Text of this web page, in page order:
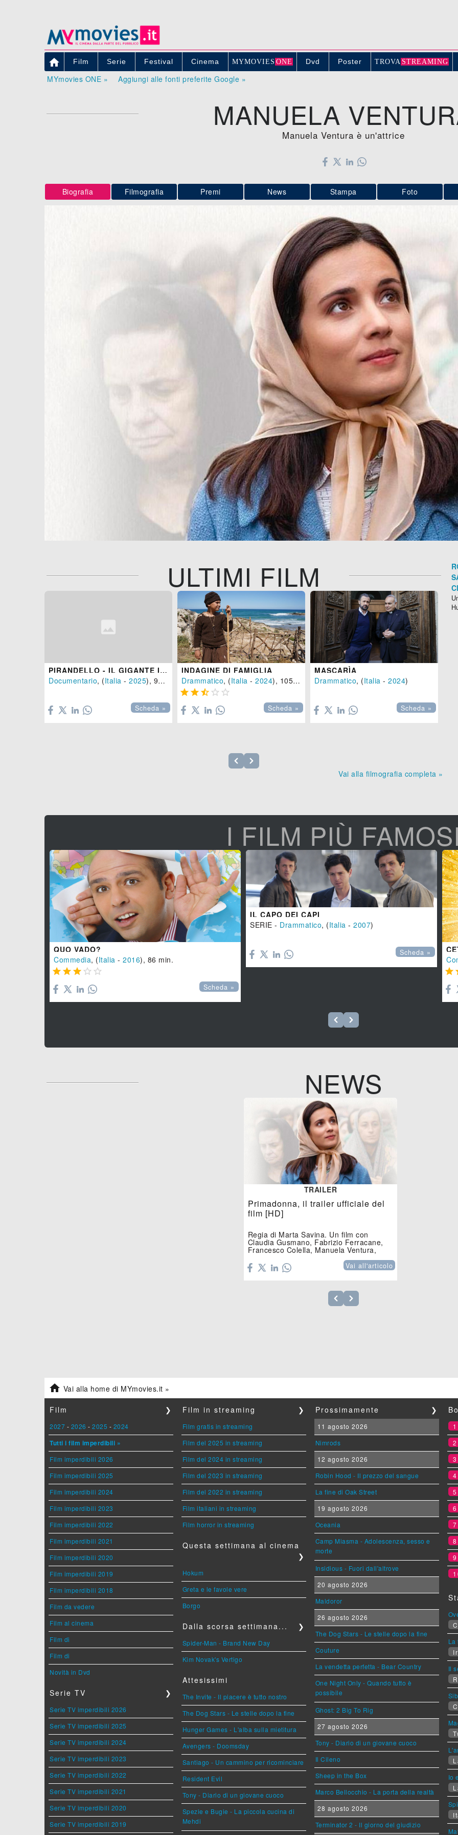
 Film Serie Festival Cinema MYMOVIE S ONE Dvd Poster TROVA STREAMING
MYmovies ONE » Aggiungi alle fonti preferite Google »
MANUELA
Manuela Ventura è un'attrice
Biografia Filmografia Premi News Stampa Foto
ULTIMI FILM
PIRANDELLO - IL GIGANTE INNAMORATO
Documentario, (Italia - 2025), 96 min.
Scheda »
INDAGINE DI FAMIGLIA
Drammatico, (Italia - 2024), 105 min.
    
Scheda »
MASCARÌA
Drammatico, (Italia - 2024)
Scheda »
Vai alla filmografia completa »
I FILM PIÙ FAMOSI
QUO VADO?
Commedia, (Italia - 2016), 86 min.
    
Scheda »
IL CAPO DEI CAPI
SERIE - Drammatico, (Italia - 2007)
Scheda »

NEWS
TRAILER
Primadonna, il trailer ufficiale del
film [HD]
Regia di Marta Savina. Un film con
Claudia Gusmano, Fabrizio Ferracane,
Francesco Colella, Manuela Ventura,
Vai all'articolo
 Vai alla home di MYmovies.it »
Film ❯
2027 - 2026 - 2025 - 2024
Tutti i film imperdibili »
Film imperdibili 2026
Film imperdibili 2025
Film imperdibili 2024
Film imperdibili 2023
Film imperdibili 2022
Film imperdibili 2021
Film imperdibili 2020
Film imperdibili 2019
Film imperdibili 2018
Film da vedere
Film al cinema
Film di
Film di
Novità in Dvd
Serie TV ❯
Serie TV imperdibili 2026
Serie TV imperdibili 2025
Serie TV imperdibili 2024
Serie TV imperdibili 2023
Serie TV imperdibili 2022
Serie TV imperdibili 2021
Serie TV imperdibili 2020
Serie TV imperdibili 2019
Film in streaming ❯
Film gratis in streaming
Film del 2025 in streaming
Film del 2024 in streaming
Film del 2023 in streaming
Film del 2022 in streaming
Film italiani in streaming
Film horror in streaming
Questa settimana al cinema
❯
Hokum
Greta e le favole vere
Borgo
Dalla scorsa settimana... ❯
Spider-Man - Brand New Day
Kim Novak's Vertigo
Attesissimi
The Invite - Il piacere è tutto nostro
The Dog Stars - Le stelle dopo la fine
Hunger Games - L'alba sulla mietitura
Avengers - Doomsday
Santiago - Un cammino per ricominciare
Resident Evil
Tony - Diario di un giovane cuoco
Spezie e Bugie - La piccola cucina di
Mehdi
Prossimamente ❯
11 agosto 2026
Nimrods
12 agosto 2026
Robin Hood - Il prezzo del sangue
La fine di Oak Street
19 agosto 2026
Oceania
Camp Miasma - Adolescenza, sesso e
morte
Insidious - Fuori dall'altrove
20 agosto 2026
Maldoror
26 agosto 2026
The Dog Stars - Le stelle dopo la fine
Couture
La vendetta perfetta - Bear Country
One Night Only - Quando tutto è
possibile
Ghost: 2 Big To Rig
27 agosto 2026
Tony - Diario di un giovane cuoco
Il Cileno
Sheep in the Box
Marco Bellocchio - La porta della realtà
28 agosto 2026
Terminator 2 - Il giorno del giudizio
1
2
3
4
5
6
7
8
9
La
Il
Io